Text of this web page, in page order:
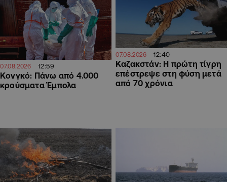
07.08.2026 12:59
Κονγκό: Πάνω από 4.000
κρούσματα Έμπολα
07.08.2026 12:40
Καζακστάν: Η πρώτη τίγρη
επέστρεψε στη φύση μετά
από 70 χρόνια